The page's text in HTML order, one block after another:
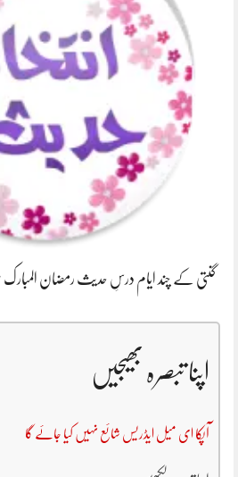
گنتی کے چند ایام درسِ حدیث رمضان المبارک
اپنا تبصرہ بھیجیں
آپکا ای میل ایڈریس شائع نہیں کیا جائے گا